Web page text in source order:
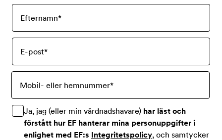
Efternamn*
E-post*
Mobil- eller hemnummer*
Ja, jag (eller min vårdnadshavare) har läst och
förstått hur EF hanterar mina personuppgifter i
enlighet med EF:s Integritetspolicy, och samtycker